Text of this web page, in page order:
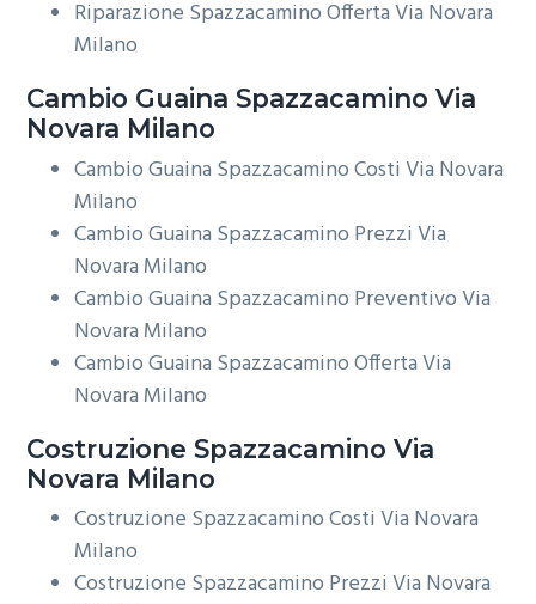
Riparazione Spazzacamino Offerta Via Novara
Milano
Cambio Guaina Spazzacamino Via
Novara Milano
Cambio Guaina Spazzacamino Costi Via Novara
Milano
Cambio Guaina Spazzacamino Prezzi Via
Novara Milano
Cambio Guaina Spazzacamino Preventivo Via
Novara Milano
Cambio Guaina Spazzacamino Offerta Via
Novara Milano
Costruzione Spazzacamino Via
Novara Milano
Costruzione Spazzacamino Costi Via Novara
Milano
Costruzione Spazzacamino Prezzi Via Novara